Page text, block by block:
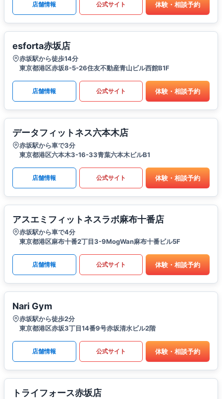
店舗情報 公式サイト 体験・相談予約
esforta赤坂店
赤坂駅から徒歩14分
東京都港区赤坂8-5-26住友不動産青山ビル西館B1F
店舗情報 公式サイト 体験・相談予約
データフィットネス六本木店
赤坂駅から車で3分
東京都港区六本木3-16-33青葉六本木ビルB1
店舗情報 公式サイト 体験・相談予約
アスエミフィットネスラボ麻布十番店
赤坂駅から車で4分
東京都港区麻布十番2丁目3-9MogWan麻布十番ビル5F
店舗情報 公式サイト 体験・相談予約
Nari Gym
赤坂駅から徒歩2分
東京都港区赤坂3丁目14番9号赤坂清水ビル2階
店舗情報 公式サイト 体験・相談予約
トライフォース赤坂店